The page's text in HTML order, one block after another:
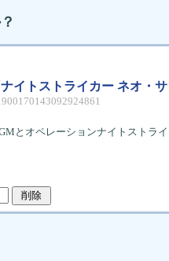
イトストライカー ネオ・
とオペレーションナイトストラ